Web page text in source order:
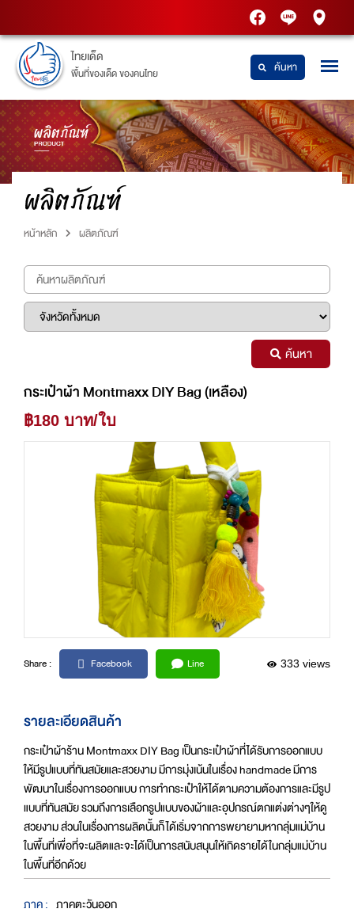
PTT
PTT
ไทยเด็ด
พื้นที่ของเด็ด ของคนไทย ค้นหา
ผลิตภัณฑ์
หน้าหลัก ผลิตภัณฑ์
ค้นหา
กระเป๋าผ้า Montmaxx DIY Bag (เหลือง)
฿180 บาท/ใบ
Share : Facebook Line 333 views
รายละเอียดสินค้า
กระเป๋าผ้าร้าน Montmaxx DIY Bag เป็นกระเป๋าผ้าที่ได้รับการออกแบบ
ให้มีรูปแบบที่ทันสมัยและสวยงาม มีการมุ่งเน้นในเรื่อง handmade มีการ
พัฒนาในเรื่องการออกแบบ การทำกระเป๋าให้ได้ตามความต้องการและมีรูป
แบบที่ทันสมัย รวมถึงการเลือกรูปแบบของผ้าและอุปกรณ์ตกแต่งต่างๆให้ดู
สวยงาม ส่วนในเรื่องการผลิตนั้นก็ได้เริ่มจากการพยายามหากลุ่มแม่บ้าน
ในพื้นที่เพื่อที่จะผลิตและจะได้เป็นการสนับสนุนให้เกิดรายได้ในกลุ่มแม่บ้าน
ในพื้นที่อีกด้วย
ภาค : ภาคตะวันออก